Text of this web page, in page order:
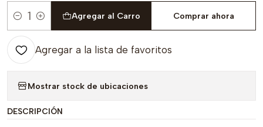
Cantidad
Agregar al Carro Comprar ahora
Agregar a la lista de favoritos
Mostrar stock de ubicaciones
DESCRIPCIÓN